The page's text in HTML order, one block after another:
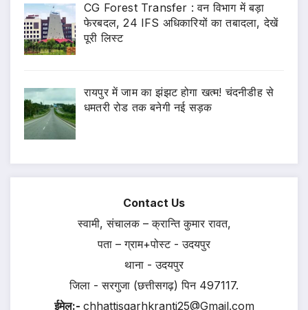
CG Forest Transfer : वन विभाग में बड़ा
फेरबदल, 24 IFS अधिकारियों का तबादला, देखें
पूरी लिस्ट
रायपुर में जाम का झंझट होगा खत्म! चंदनीडीह से
धमतरी रोड तक बनेगी नई सड़क
Contact Us
स्वामी, संचालक – क्रान्ति कुमार रावत,
पता – ग्राम+पोस्ट - उदयपुर
थाना - उदयपुर
जिला - सरगुजा (छत्तीसगढ़) पिन 497117.
ईमेल:- chhattisgarhkranti25@Gmail.com